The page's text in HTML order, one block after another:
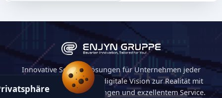
Innovative Softwarelösungen für Unternehmen jeder
Größe. Wir machen Ihre digitale Vision zur Realität mit
maßgeschneiderten Lösungen und exzellentem Service.